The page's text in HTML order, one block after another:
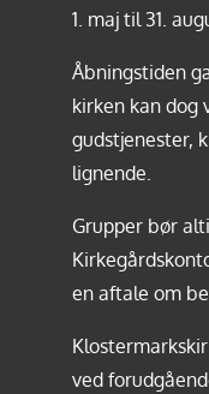
1. maj til 31.
Åbningstiden
kirken kan dog
gudstjenester,
lignende.
Grupper bør
en aftale om
ved